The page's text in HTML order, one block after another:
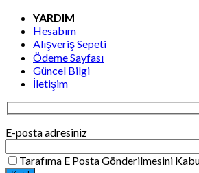
YARDIM
Hesabım
Alışveriş Sepeti
Ödeme Sayfası
Güncel Bilgi
İletişim
E-posta adresiniz
Tarafıma E Posta Gönderilmesini